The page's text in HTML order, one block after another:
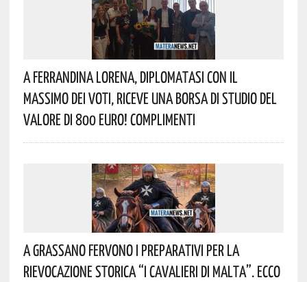
A Ferrandina Lorena, Diplomatasi Con Il
Massimo Dei Voti, Riceve Una Borsa Di Studio Del
Valore Di 800 Euro! Complimenti
A Grassano Fervono I Preparativi Per La
Rievocazione Storica “I CAVALIERI DI MALTA”. Ecco